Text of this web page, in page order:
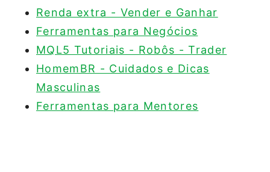
Renda extra - Vender e Ganhar
Ferramentas para Negócios
MQL5 Tutoriais - Robôs - Trader
HomemBR - Cuidados e Dicas
Masculinas
Ferramentas para Mentores